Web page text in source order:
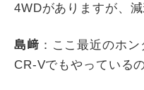
4WDがありますが、
島﨑 ：ここ最近のホン
CR-Vでもやっている